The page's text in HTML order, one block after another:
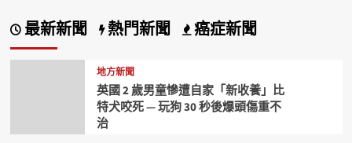
最新新聞 熱門新聞 癌症新聞
地方新聞
英國 2 歲男童慘遭自家「新收養」比
特犬咬死 — 玩狗 30 秒後爆頭傷重不
治